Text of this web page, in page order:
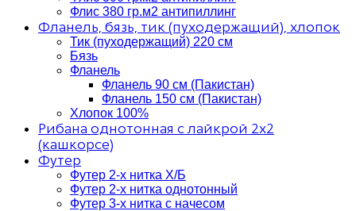
Флис 380 гр.м2 антипиллинг
Фланель, бязь, тик (пуходержащий), хлопок
Тик (пуходержащий) 220 см
Бязь
Фланель
Фланель 90 см (Пакистан)
Фланель 150 см (Пакистан)
Хлопок 100%
Рибана однотонная с лайкрой 2х2
(кашкорсе)
Футер
Футер 2-х нитка Х/Б
Футер 2-х нитка однотонный
Футер 3-х нитка с начесом